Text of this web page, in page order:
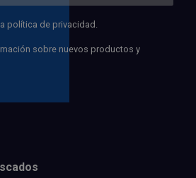
política de privacidad.
sobre nuevos productos y